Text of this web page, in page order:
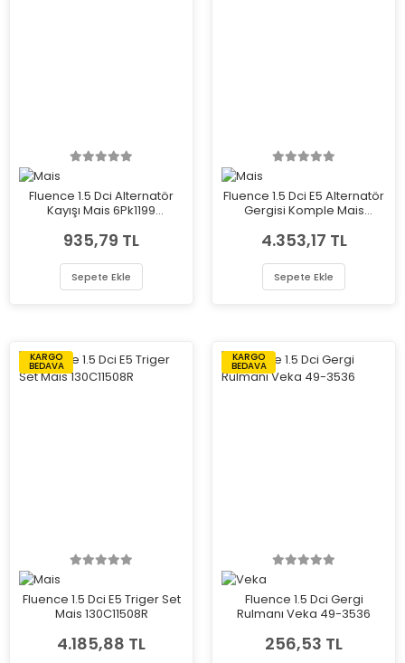
Fluence 1.5 Dci Alternatör
Kayışı Mais 6Pk1199
935,79 TL
Sepete Ekle
Fluence 1.5 Dci E5 Alternatör
Gergisi Komple Mais
4.353,17 TL
Sepete Ekle
KARGO
BEDAVA
Fluence 1.5 Dci E5 Triger Set
Mais 130C11508R
4.185,88 TL
KARGO
BEDAVA
Fluence 1.5 Dci Gergi
Rulmanı Veka 49-3536
256,53 TL